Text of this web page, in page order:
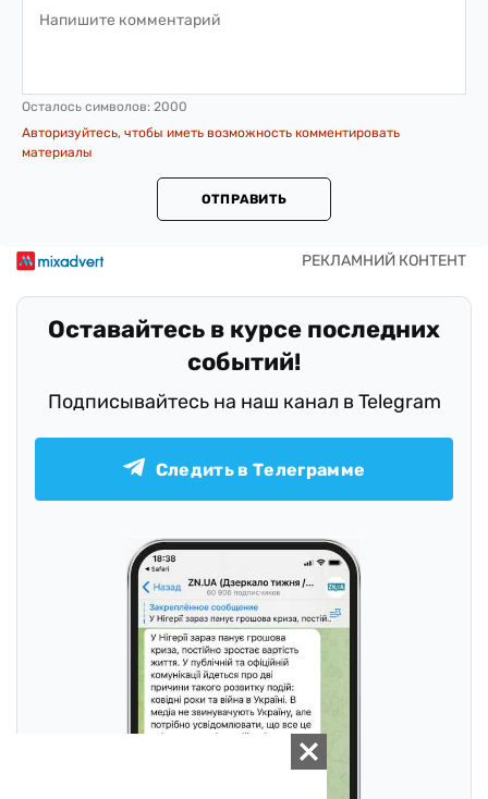
Осталось символов: 2000
Авторизуйтесь, чтобы иметь возможность комментировать
материалы
ОТПРАВИТЬ
Оставайтесь в курсе последних
событий!
Подписывайтесь на наш канал в Telegram
Следить в Телеграмме